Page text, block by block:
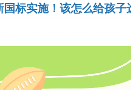
国标实施！该怎么给孩子